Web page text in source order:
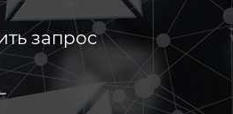
запрос